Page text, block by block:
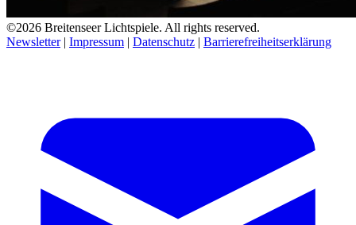
©2026 Breitenseer Lichtspiele. All rights reserved.
Newsletter| Impressum | Datenschutz | Barrierefreiheitserklärung